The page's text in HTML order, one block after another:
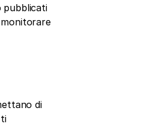
pubblicati
di